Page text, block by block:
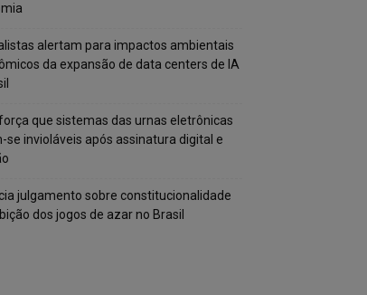
alertam para impactos ambientais
da expansão de data centers de IA
que sistemas das urnas eletrônicas
se invioláveis após assinatura digital e
julgamento sobre constitucionalidade
dos jogos de azar no Brasil